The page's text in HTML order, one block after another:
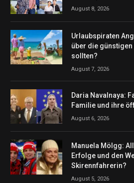
August 8, 2026
Urlaubspiraten
über die
sollten?
August 7, 2026
Daria Navalnaya:
Familie und ihre
August 6, 2026
Manuela Mölgg:
Erfolge und den
Skirennfahrerin?
August 5, 2026